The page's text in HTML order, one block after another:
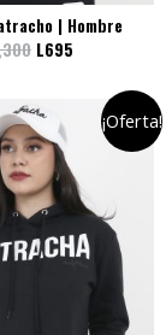
| Hombre
L695
¡Oferta!